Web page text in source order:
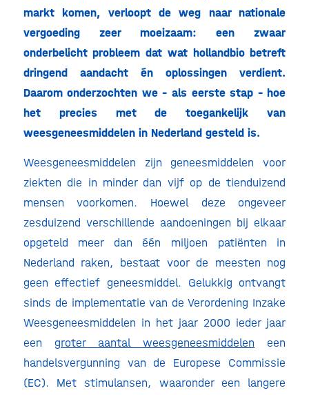
markt komen, verloopt de weg naar nationale
vergoeding zeer moeizaam: een zwaar
onderbelicht probleem dat wat hollandbio betreft
dringend aandacht én oplossingen verdient.
Daarom onderzochten we – als eerste stap – hoe
het precies met de toegankelijk van
weesgeneesmiddelen in Nederland gesteld is.
Weesgeneesmiddelen zijn geneesmiddelen voor
ziekten die in minder dan vijf op de tienduizend
mensen voorkomen. Hoewel deze ongeveer
zesduizend verschillende aandoeningen bij elkaar
opgeteld meer dan één miljoen patiënten in
Nederland raken, bestaat voor de meesten nog
geen effectief geneesmiddel. Gelukkig ontvangt
sinds de implementatie van de Verordening Inzake
Weesgeneesmiddelen in het jaar 2000 ieder jaar
een groter aantal weesgeneesmiddelen een
handelsvergunning van de Europese Commissie
(EC). Met stimulansen, waaronder een langere